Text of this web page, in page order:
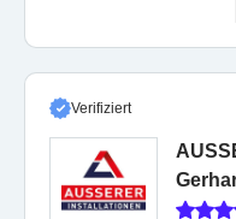
Verifiziert